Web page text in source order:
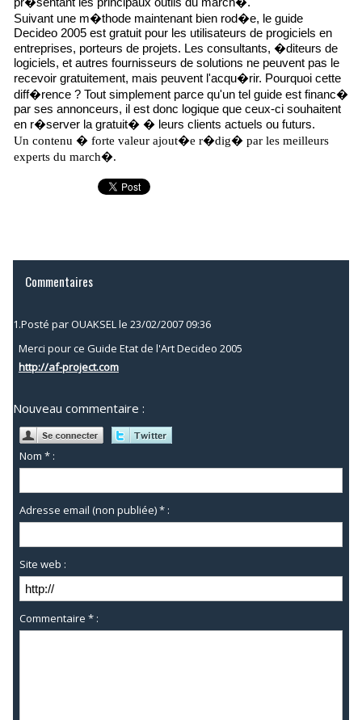
Suivant une m�thode maintenant bien rod�e, le guide
Decideo 2005 est gratuit pour les utilisateurs de progiciels en
entreprises, porteurs de projets. Les consultants, �diteurs de
logiciels, et autres fournisseurs de solutions ne peuvent pas le
recevoir gratuitement, mais peuvent l'acqu�rir. Pourquoi cette
diff�rence ? Tout simplement parce qu'un tel guide est financ�
par ses annonceurs, il est donc logique que ceux-ci souhaitent
en r�server la gratuit� � leurs clients actuels ou futurs.
Un contenu � forte valeur ajout�e r�dig� par les meilleurs
experts du march�.
Commentaires
1.Posté parOUAKSELle 23/02/2007 09:36
Merci pour ce Guide Etat de l'Art Decideo 2005
http://af-project.com
Nouveau commentaire :
Nom * :
Adresse email (non publiée) * :
Site web :
Commentaire * :